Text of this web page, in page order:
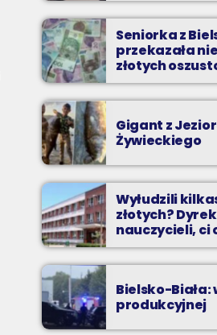
Seniorka z
przekazała
złotych
Gigant z
Żywieckiego
Wyłudzili
złotych?
nauczycieli, ci
zarzuty
Bielsko-Biała:
produkcyjnej